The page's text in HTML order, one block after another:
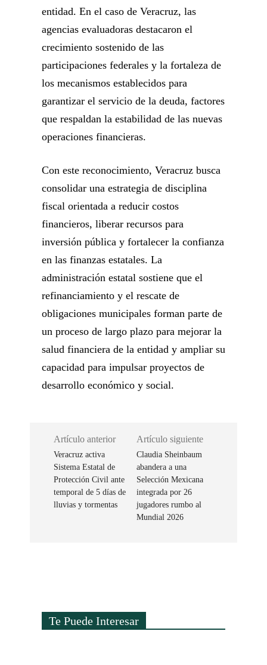
entidad. En el caso de Veracruz, las
agencias evaluadoras destacaron el
crecimiento sostenido de las
participaciones federales y la fortaleza de
los mecanismos establecidos para
garantizar el servicio de la deuda, factores
que respaldan la estabilidad de las nuevas
operaciones financieras.
Con este reconocimiento, Veracruz busca
consolidar una estrategia de disciplina
fiscal orientada a reducir costos
financieros, liberar recursos para
inversión pública y fortalecer la confianza
en las finanzas estatales. La
administración estatal sostiene que el
refinanciamiento y el rescate de
obligaciones municipales forman parte de
un proceso de largo plazo para mejorar la
salud financiera de la entidad y ampliar su
capacidad para impulsar proyectos de
desarrollo económico y social.
Artículo anterior
Veracruz activa
Sistema Estatal de
Protección Civil ante
temporal de 5 días de
lluvias y tormentas
Artículo siguiente
Claudia Sheinbaum
abandera a una
Selección Mexicana
integrada por 26
jugadores rumbo al
Mundial 2026
Te Puede Interesar